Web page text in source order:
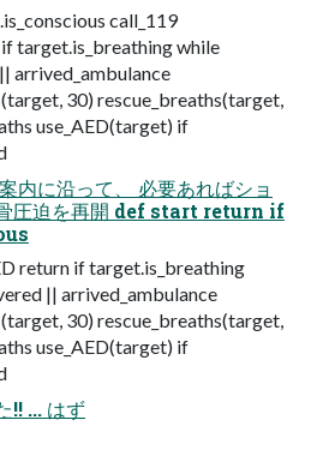
call_119
target.is_breathing while
arrived_ambulance
30) rescue_breaths(target,
use_AED(target) if
内に沿って、 必要あればショ
圧迫を再開 def start return if
return if target.is_breathing
|| arrived_ambulance
30) rescue_breaths(target,
use_AED(target) if
!! ... はず